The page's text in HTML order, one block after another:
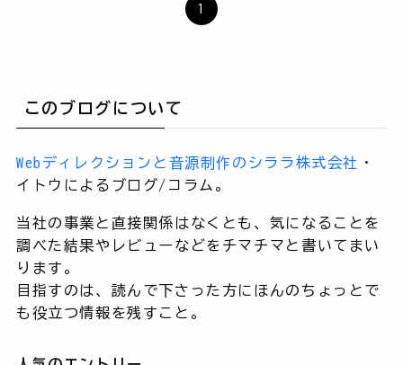
1
このブログについて
Webディレクションと音源制作のシララ株式会社
・
イトウによるブログ/コラム。
当社の事業と直接関係はなくとも、気になることを
調べた結果やレビューなどをチマチマと書いてまい
ります。
目指すのは、読んで下さった方にほんのちょっとで
も役立つ情報を残すこと。